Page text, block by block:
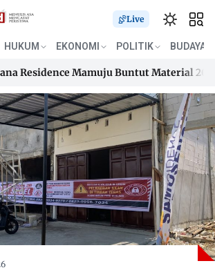
Live
HUKUM EKONOMI POLITIK BUDAYA
Mamuju Buntut Material 200 Juta
Mamuju Buntut Material 200 Juta